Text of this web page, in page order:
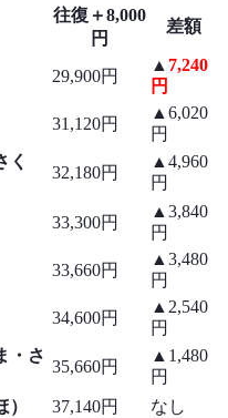
往復＋8,000
円
差額
29,900円
▲ 7,240
円
31,120円
▲6,020
円
く
32,180円
▲4,960
円
33,300円
▲3,840
円
33,660円
▲3,480
円
34,600円
▲2,540
円
・さ
35,660円
▲1,480
円
37,140円 なし